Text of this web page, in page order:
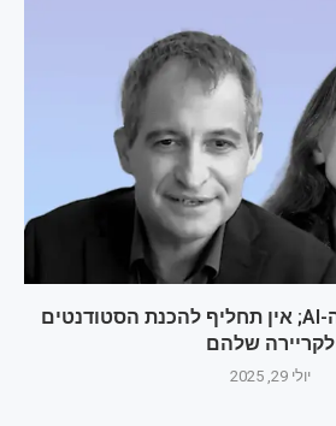
היו מתוחכמים עם ה-AI; אין תחליף להכנת הסטודנטים
לקריירה שלהם
יולי 29, 2025